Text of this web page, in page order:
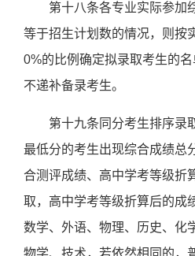
第十八条各专业实际参加
等于招生计划数的情况，则按
0%的比例确定拟录取考生的名
不递补备录考生。
第十九条同分考生排序录
最低分的考生出现综合成绩总
合测评成绩、高中学考等级折
取，高中学考等级折算后的成
数学、外语、物理、历史、化
物学、技术，若依然相同的，